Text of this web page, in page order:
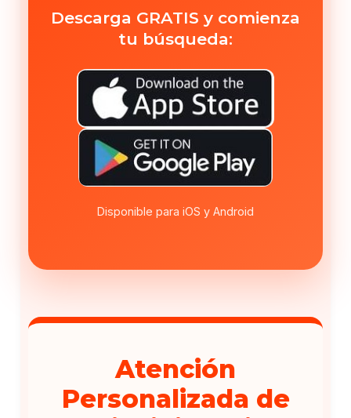
Descarga GRATIS y comienza
tu búsqueda:
Disponible para iOS y Android
Atención
Personalizada de